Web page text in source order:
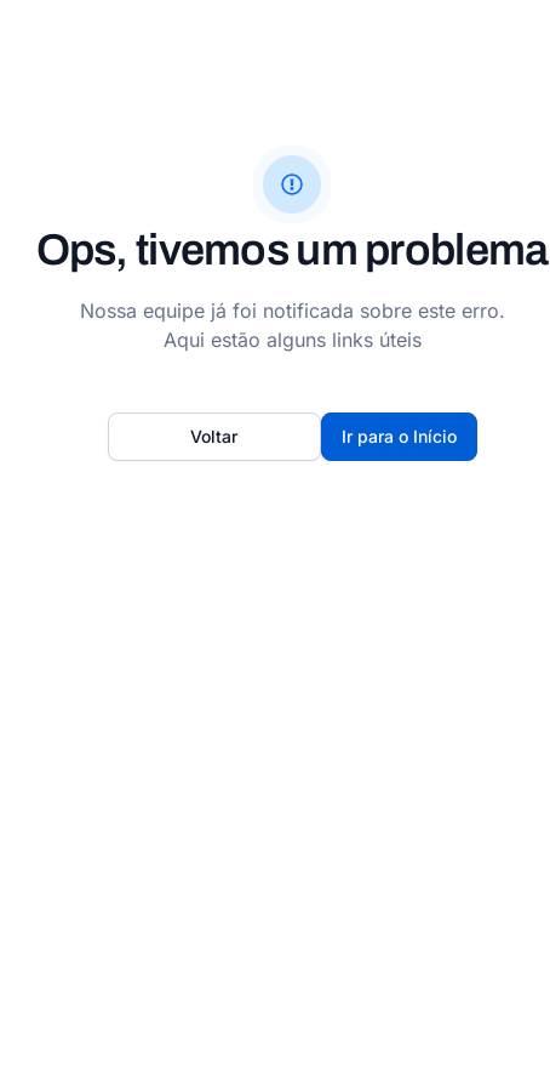
Ops, tivemos um problema
Nossa equipe já foi notificada sobre este erro.
Aqui estão alguns links úteis
Ir para o Início
Voltar